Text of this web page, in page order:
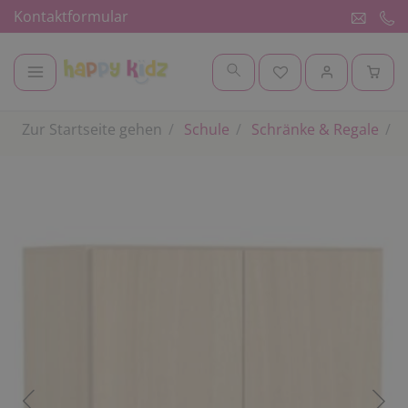
Kontaktformular
Zur Startseite gehen Schule Schränke & Regale